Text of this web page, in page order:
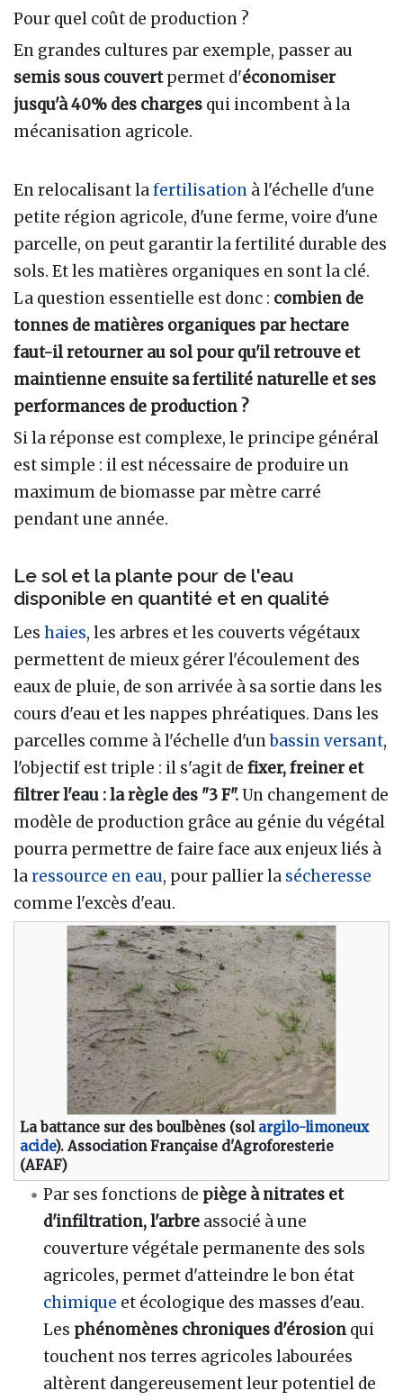
Pour quel coût de production ?
En grandes cultures par exemple, passer au
semis sous couvertpermet d'économiser
jusqu'à 40% des charges qui incombent à la
mécanisation agricole.
En relocalisant lafertilisation à l'échelle d'une
petite région agricole, d'une ferme, voire d'une
parcelle, on peut garantir la fertilité durable des
sols. Et les matières organiques en sont la clé.
La question essentielle est donc : combien de
tonnes de matières organiques par hectare
faut-il retourner au sol pour qu'il retrouve et
maintienne ensuite sa fertilité naturelle et ses
performances de production ?
Si la réponse est complexe, le principe général
est simple : il est nécessaire de produire un
maximum de biomasse par mètre carré
pendant une année.
Le sol et la plante pour de l'eau
disponible en quantité et en qualité
Les haies, les arbres et les couverts végétaux
permettent de mieux gérer l'écoulement des
eaux de pluie, de son arrivée à sa sortie dans les
cours d'eau et les nappes phréatiques. Dans les
parcelles comme à l'échelle d'unbassin versant,
l'objectif est triple : il s'agit de fixer, freiner et
filtrer l'eau : la règle des "3 F".Un changement de
modèle de production grâce au génie du végétal
pourra permettre de faire face aux enjeux liés à
laressource en eau, pour pallier la sécheresse
comme l'excès d'eau.
La battance sur des boulbènes (sol argilo-limoneux
acide). Association Française d'Agroforesterie
(AFAF)
Par ses fonctions de piège à nitrates et
d'infiltration,l'arbre associé à une
couverture végétale permanente des sols
agricoles, permet d'atteindre le bon état
chimique et écologique des masses d'eau.
Les phénomènes chroniques d'érosion qui
touchent nos terres agricoles labourées
altèrent dangereusement leur potentiel de